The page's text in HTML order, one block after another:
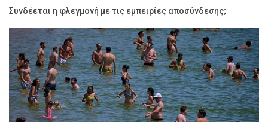
Συνδέεται η φλεγμονή με τις εμπειρίες αποσύνδεσης;